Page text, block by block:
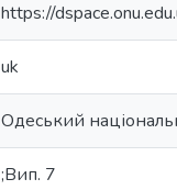
https://
uk
Одеський
;Вип. 7